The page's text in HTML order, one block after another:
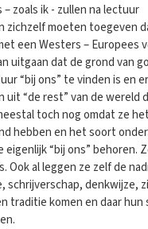
zoals ik - zullen na lectuur
zichzelf moeten toegeven
een Westers – Europees
uitgaan dat de grond van
“bij ons” te vinden is en
uit “de rest” van de wereld
toch nog omdat ze
hebben en het soort
“bij ons” behoren.
Ook al leggen ze zelf de
schrijverschap, denkwijze,
traditie komen en daar hun